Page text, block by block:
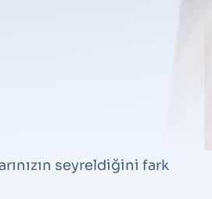
seyreldiğini fark